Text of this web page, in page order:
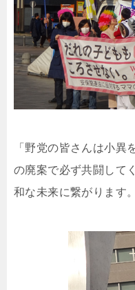
「野党の皆さんは小異
の廃案で必ず共闘して
和な未来に繋がります